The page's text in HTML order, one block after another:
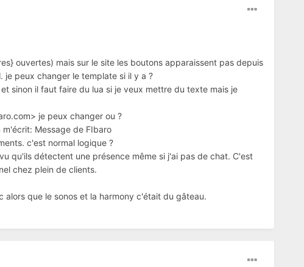
ouvertes) mais sur le site les boutons apparaissent pas depuis
peux changer le template si il y a ?
sinon il faut faire du lua si je veux mettre du texte mais je
je peux changer ou ?
Message de FIbaro
c'est normal logique ?
qu'ils détectent une présence même si j'ai pas de chat. C'est
chez plein de clients.
que le sonos et la harmony c'était du gâteau.